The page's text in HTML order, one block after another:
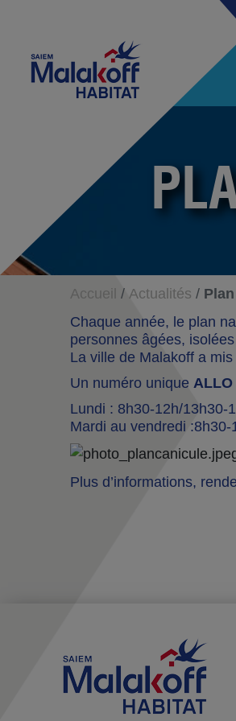
Malakoff Habitat
Accueil Actualités
Chaque année, le plan
personnes âgées,
La ville de Malakoff a
Un numéro unique ALLO
Lundi : 8h30-12h/13h30-
Mardi au vendredi :8h30-
Plus d’informations,